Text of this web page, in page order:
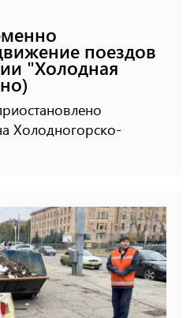
поездов
"Холодная
Холодногорско-